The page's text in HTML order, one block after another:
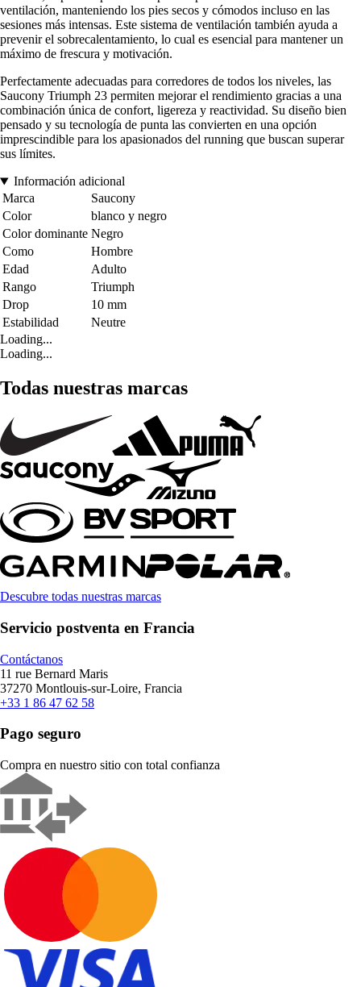
ventilación, manteniendo los pies secos y cómodos incluso en las
sesiones más intensas. Este sistema de ventilación también ayuda a
prevenir el sobrecalentamiento, lo cual es esencial para mantener un
máximo de frescura y motivación.
Perfectamente adecuadas para corredores de todos los niveles, las
Saucony Triumph 23 permiten mejorar el rendimiento gracias a una
combinación única de confort, ligereza y reactividad. Su diseño bien
pensado y su tecnología de punta las convierten en una opción
imprescindible para los apasionados del running que buscan superar
sus límites.
Información adicional
Marca
Saucony
Color
blanco y negro
Color dominante Negro
Como
Hombre
Edad
Adulto
Rango
Triumph
Drop
10 mm
Estabilidad
Neutre
Loading...
Loading...
Todas nuestras marcas
Descubre todas nuestras marcas
Servicio postventa en Francia
Contáctanos
11 rue Bernard Maris
37270 Montlouis-sur-Loire, Francia
+33 1 86 47 62 58
Pago seguro
Compra en nuestro sitio con total confianza